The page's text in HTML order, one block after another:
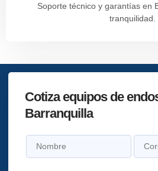
Soporte técnico y garantías en
tranquilidad.
Cotiza equipos de
Barranquilla